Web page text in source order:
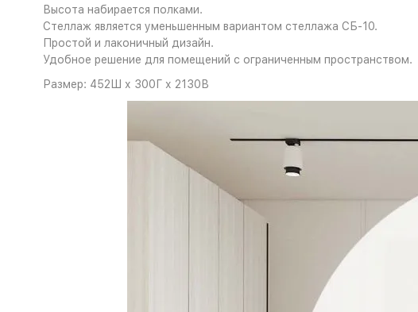
Высота набирается полками.
Стеллаж является уменьшенным вариантом стеллажа СБ-10.
Простой и лаконичный дизайн.
Удобное решение для помещений с ограниченным пространством.
Размер: 452Ш х 300Г х 2130В